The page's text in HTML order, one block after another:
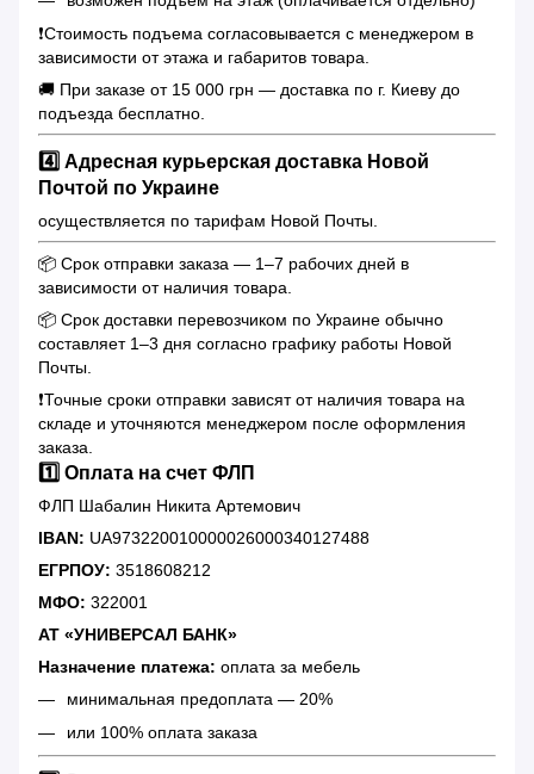
❗️Стоимость подъема согласовывается с менеджером в
зависимости от этажа и габаритов товара.
🚚 При заказе от 15 000 грн — доставка по г. Киеву до
подъезда бесплатно.
4️⃣ Адресная курьерская доставка Новой
Почтой по Украине
осуществляется по тарифам Новой Почты.
📦 Срок отправки заказа — 1–7 рабочих дней в
зависимости от наличия товара.
📦 Срок доставки перевозчиком по Украине обычно
составляет 1–3 дня согласно графику работы Новой
Почты.
❗️Точные сроки отправки зависят от наличия товара на
складе и уточняются менеджером после оформления
заказа.
1️⃣ Оплата на счет ФЛП
ФЛП Шабалин Никита Артемович
IBAN: UA973220010000026000340127488
ЕГРПОУ: 3518608212
МФО: 322001
АТ «УНИВЕРСАЛ БАНК»
Назначение платежа: оплата за мебель
минимальная предоплата — 20%
или 100% оплата заказа